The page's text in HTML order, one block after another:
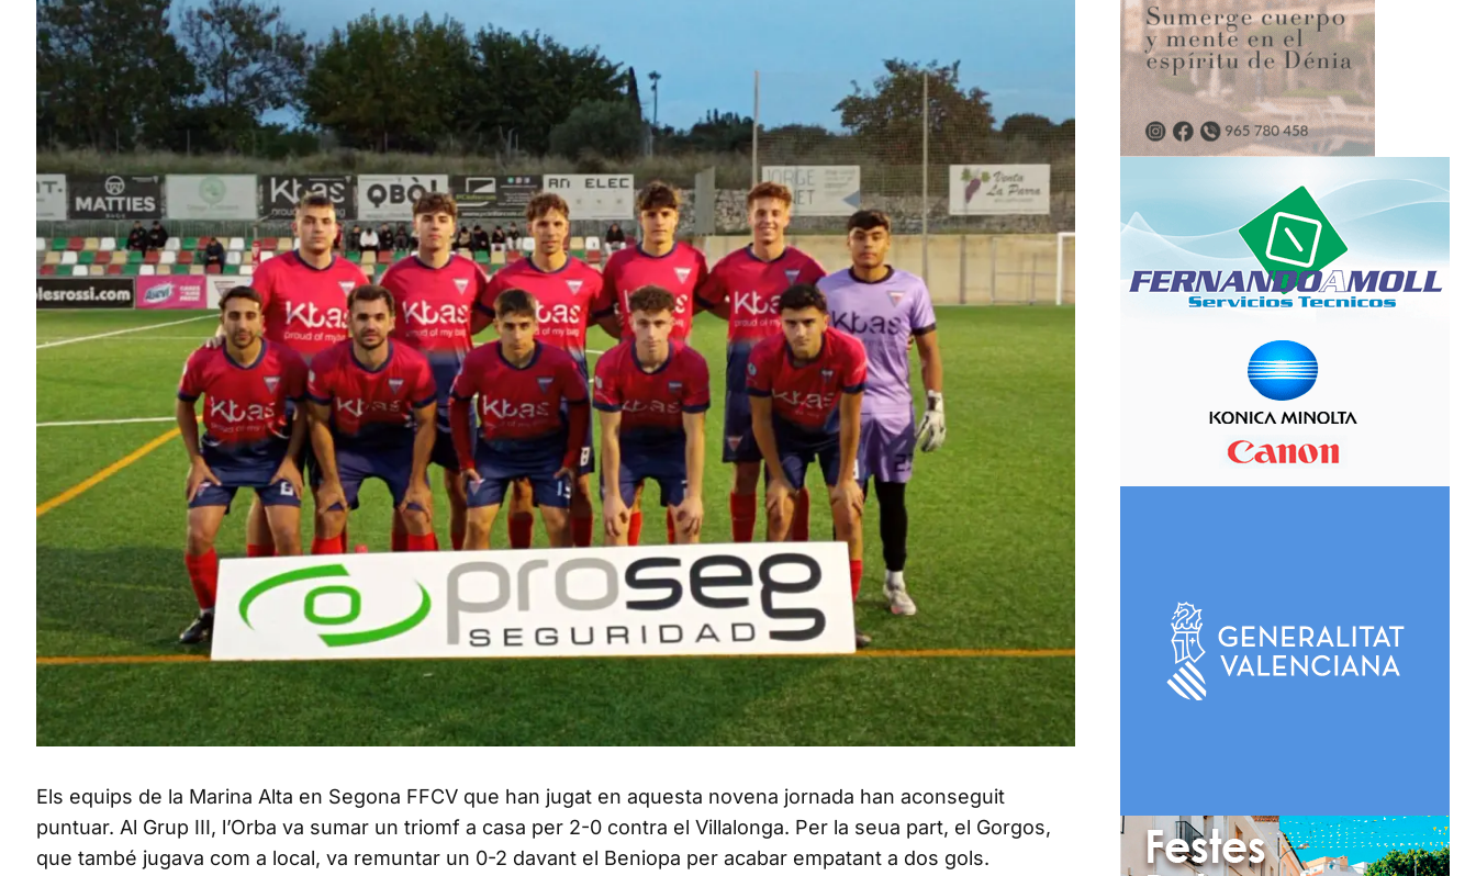
Els equips de la Marina Alta en Segona FFCV que han jugat en aquesta novena jornada han aconseguit
puntuar. Al Grup III, l’Orba va sumar un triomf a casa per 2-0 contra el Villalonga. Per la seua part, el Gorgos,
que també jugava com a local, va remuntar un 0-2 davant el Beniopa per acabar empatant a dos gols.